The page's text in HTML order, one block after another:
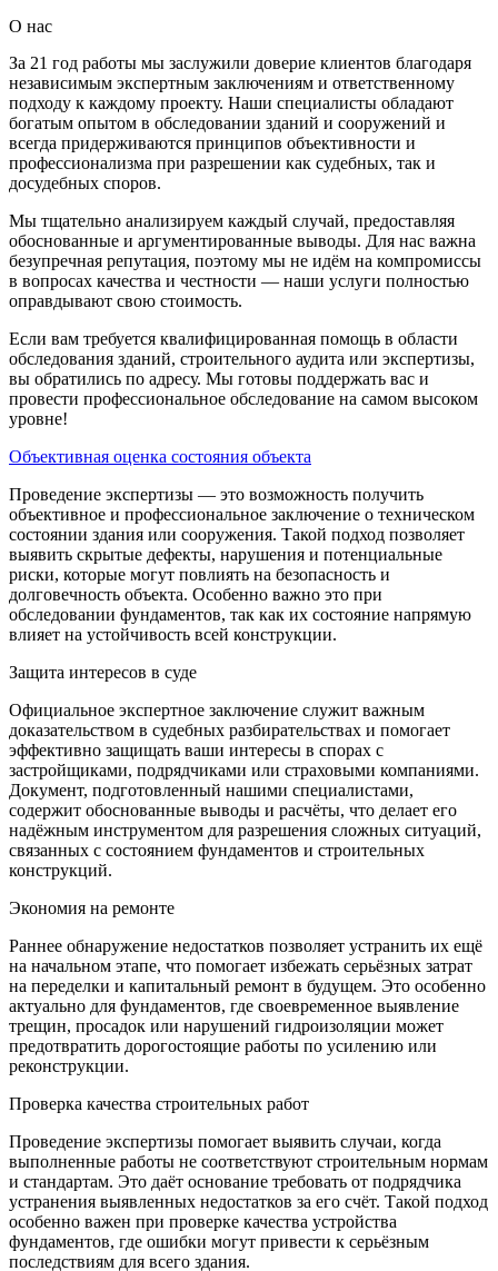
О нас
За 21 год работы мы заслужили доверие клиентов благодаря
независимым экспертным заключениям и ответственному
подходу к каждому проекту. Наши специалисты обладают
богатым опытом в обследовании зданий и сооружений и
всегда придерживаются принципов объективности и
профессионализма при разрешении как судебных, так и
досудебных споров.
Мы тщательно анализируем каждый случай, предоставляя
обоснованные и аргументированные выводы. Для нас важна
безупречная репутация, поэтому мы не идём на компромиссы
в вопросах качества и честности — наши услуги полностью
оправдывают свою стоимость.
Если вам требуется квалифицированная помощь в области
обследования зданий, строительного аудита или экспертизы,
вы обратились по адресу. Мы готовы поддержать вас и
провести профессиональное обследование на самом высоком
уровне!
Объективная оценка состояния объекта
Проведение экспертизы — это возможность получить
объективное и профессиональное заключение о техническом
состоянии здания или сооружения. Такой подход позволяет
выявить скрытые дефекты, нарушения и потенциальные
риски, которые могут повлиять на безопасность и
долговечность объекта. Особенно важно это при
обследовании фундаментов, так как их состояние напрямую
влияет на устойчивость всей конструкции.
Защита интересов в суде
Официальное экспертное заключение служит важным
доказательством в судебных разбирательствах и помогает
эффективно защищать ваши интересы в спорах с
застройщиками, подрядчиками или страховыми компаниями.
Документ, подготовленный нашими специалистами,
содержит обоснованные выводы и расчёты, что делает его
надёжным инструментом для разрешения сложных ситуаций,
связанных с состоянием фундаментов и строительных
конструкций.
Экономия на ремонте
Раннее обнаружение недостатков позволяет устранить их ещё
на начальном этапе, что помогает избежать серьёзных затрат
на переделки и капитальный ремонт в будущем. Это особенно
актуально для фундаментов, где своевременное выявление
трещин, просадок или нарушений гидроизоляции может
предотвратить дорогостоящие работы по усилению или
реконструкции.
Проверка качества строительных работ
Проведение экспертизы помогает выявить случаи, когда
выполненные работы не соответствуют строительным нормам
и стандартам. Это даёт основание требовать от подрядчика
устранения выявленных недостатков за его счёт. Такой подход
особенно важен при проверке качества устройства
фундаментов, где ошибки могут привести к серьёзным
последствиям для всего здания.